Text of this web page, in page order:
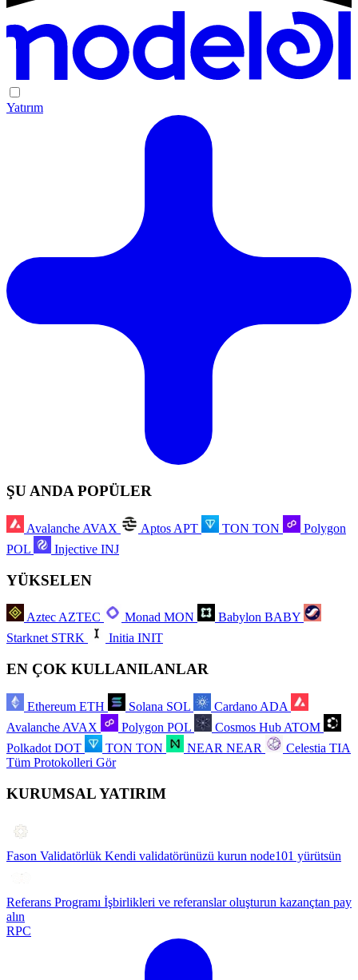
Yatırım
ŞU ANDA POPÜLER
Avalanche AVAX Aptos APT TON TON
Polygon
POL
Injective INJ
YÜKSELEN
AztecAZTEC Monad MON Babylon BABY
Starknet STRK Initia INIT
EN ÇOK KULLANILANLAR
Ethereum ETH Solana SOL Cardano ADA
Avalanche AVAX Polygon POL Cosmos Hub ATOM
Polkadot DOT TON TON NEAR NEAR Celestia TIA
Tüm Protokolleri Gör
KURUMSAL YATIRIM
Fason Validatörlük Kendi validatörünüzü kurun node101 yürütsün
Referans Programı İşbirlikleri ve referanslar oluşturun kazançtan pay
alın
RPC